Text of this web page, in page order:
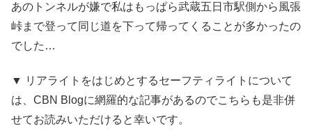
あのトンネルが嫌で私はもっぱら武蔵五日市駅側から風張
峠まで登って同じ道を下って帰ってくることが多かったの
でした…
▼ リアライトをはじめとするセーフティライトについて
は、CBN Blogに網羅的な記事があるのでこちらも是非併
せてお読みいただけると幸いです。